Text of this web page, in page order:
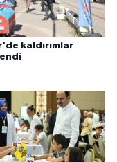
kaldırımlar